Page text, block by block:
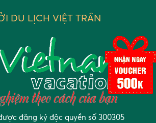
DU LỊCH VIỆT TRẦN
đăng ký độc quyền số 300305